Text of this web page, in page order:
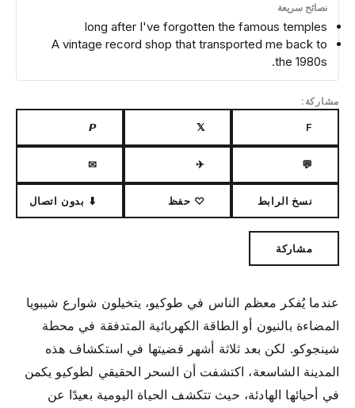
نصائح سريعة
long after I've forgotten the famous temples
A vintage record shop that transported me back to
the 1980s.
مشاركة:
F
𝕏
𝙋
💬
✈
✉
نسخ الرابط ♡ حفظ ⬇ بدون اتصال
مشاركة
عندما يُفكر معظم الناس في طوكيو، يتخيلون شوارع شيبويا
المضاءة بالنيون أو الطاقة الكهربائية المتدفقة في محطة
شينجوكو. لكن بعد ثلاثة أشهر قضيتها في استكشاف هذه
المدينة الشاسعة، اكتشفت أن السحر الحقيقي لطوكيو يكمن
في أحيائها الهادئة، حيث تتكشف الحياة اليومية بعيدًا عن